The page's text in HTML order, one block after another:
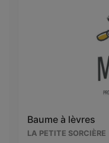
Baume à lèvres
LA PETITE SORCIÈRE